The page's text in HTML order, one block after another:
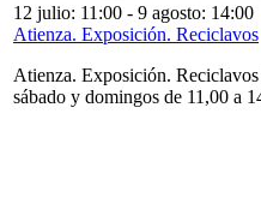
12 julio: 11:00 - 9 agosto: 14:00
Atienza. Exposición. Reciclavos
Atienza. Exposición.
sábado y domingos de 11,00 a